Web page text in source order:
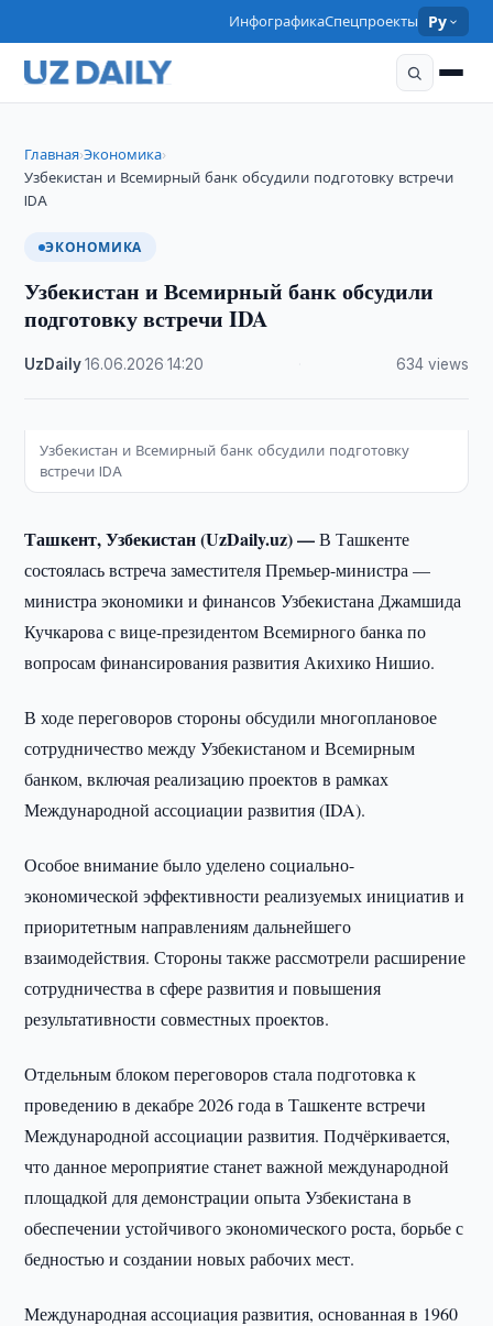
ИнфографикаСпецпроекты Ру
Главная›Экономика›
Узбекистан и Всемирный банк обсудили подготовку встречи
IDA
ЭКОНОМИКА
Узбекистан и Всемирный банк обсудили
подготовку встречи IDA
UzDaily·16.06.2026 ·14:20 634 views
Узбекистан и Всемирный банк обсудили подготовку
встречи IDA
Ташкент, Узбекистан (UzDaily.uz) —В Ташкенте
состоялась встреча заместителя Премьер-министра —
министра экономики и финансов Узбекистана Джамшида
Кучкарова с вице-президентом Всемирного банка по
вопросам финансирования развития Акихико Нишио.
В ходе переговоров стороны обсудили многоплановое
сотрудничество между Узбекистаном и Всемирным
банком, включая реализацию проектов в рамках
Международной ассоциации развития (IDA).
Особое внимание было уделено социально-
экономической эффективности реализуемых инициатив и
приоритетным направлениям дальнейшего
взаимодействия. Стороны также рассмотрели расширение
сотрудничества в сфере развития и повышения
результативности совместных проектов.
Отдельным блоком переговоров стала подготовка к
проведению в декабре 2026 года в Ташкенте встречи
Международной ассоциации развития. Подчёркивается,
что данное мероприятие станет важной международной
площадкой для демонстрации опыта Узбекистана в
обеспечении устойчивого экономического роста, борьбе с
бедностью и создании новых рабочих мест.
Международная ассоциация развития, основанная в 1960